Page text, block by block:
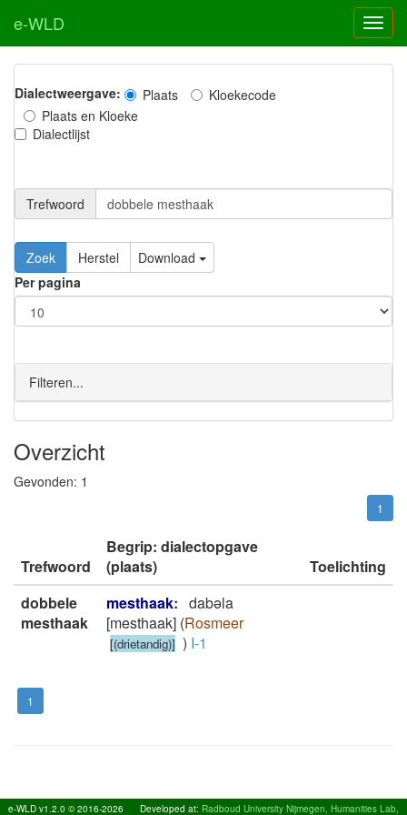
e-WLD
Dialectweergave: Plaats
Kloekecode
Plaats en Kloeke
Dialectlijst
Trefwoord
Download
Per pagina
Filteren...
Overzicht
Gevonden: 1
1
Trefwoord
Begrip: dialectopgave
(plaats)
Toelichting
dobbele
mesthaak
mesthaak: dabǝla
[mesthaak] (Rosmeer
[(drietandig)] ) I-1
1
e-WLD v1.2.0 © 2016-2026 Developed at: Radboud University Nijmegen, Humanities Lab,